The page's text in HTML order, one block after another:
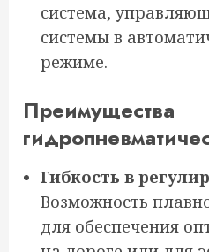
система,
системы в
режиме.
Преимущества
Гибкость в
Возможность
для обеспечения